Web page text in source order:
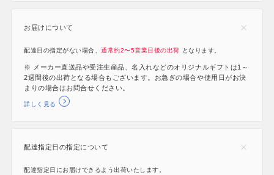
お届けについて
配達日の指定がない場合、通常約2〜5営業日後の出荷 となります。
※ メーカー直送品や受注生産品、名入れなどのオリジナルギフトは1～
2週間後の出荷となる場合もございます。お急ぎの場合や使用日がお決
まりの場合はお問合せください。
詳しく見る
配達指定日の指定について
配達指定日にお届けできるよう出荷いたします。